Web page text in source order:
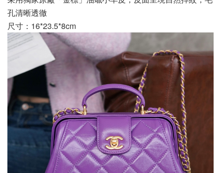
孔清晰透徹
尺寸：16*23.5*8cm